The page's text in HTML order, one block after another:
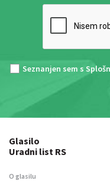
Seznanjen sem s
Glasilo
Uradni list RS
O glasilu